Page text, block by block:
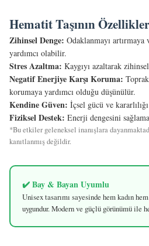
Hematit Taşının
Zihinsel Denge: Odaklanmayı
yardımcı olabilir.
Stres Azaltma: Kaygıyı azaltarak
Negatif Enerjiye Karşı Koruma:
korumaya yardımcı olduğu düşünülür.
Kendine Güven: İçsel gücü ve
Fiziksel Destek: Enerji dengesini
*Bu etkiler geleneksel inanışlara
kanıtlanmış değildir.
✔️ Bay & Bayan Uyumlu
Unisex tasarımı sayesinde hem kadın
uygundur. Modern ve güçlü görünümü ile